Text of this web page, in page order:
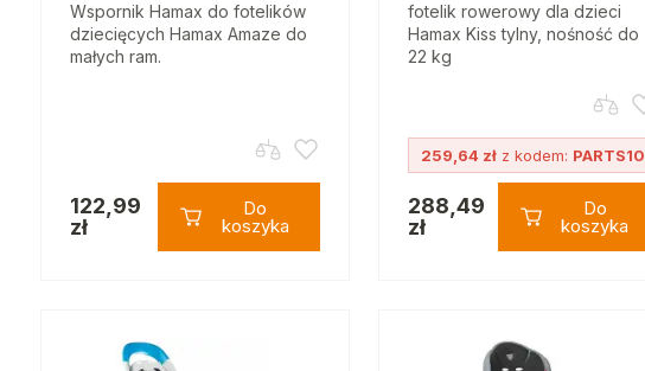
Wspornik Hamax do fotelików
dziecięcych Hamax Amaze do
małych ram.
122,99
zł
Do
koszyka
fotelik rowerowy dla dzieci
Hamax Kiss tylny, nośność do
22 kg
259,64 złz kodem: PARTS10
288,49
zł
Do
koszyka